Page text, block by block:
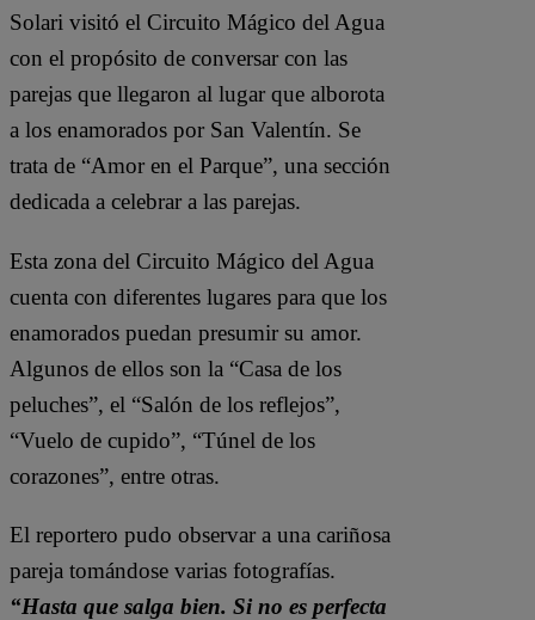
Solari visitó el Circuito Mágico del Agua
con el propósito de conversar con las
parejas que llegaron al lugar que alborota
a los enamorados por San Valentín. Se
trata de “Amor en el Parque”, una sección
dedicada a celebrar a las parejas.
Esta zona del Circuito Mágico del Agua
cuenta con diferentes lugares para que los
enamorados puedan presumir su amor.
Algunos de ellos son la “Casa de los
peluches”, el “Salón de los reflejos”,
“Vuelo de cupido”, “Túnel de los
corazones”, entre otras.
El reportero pudo observar a una cariñosa
pareja tomándose varias fotografías.
“Hasta que salga bien. Si no es perfecta